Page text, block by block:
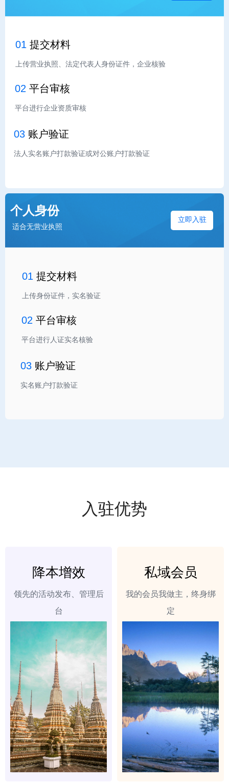
01 提交材料
上传营业执照、法定代表人身份证件，企业核验
02 平台审核
平台进行企业资质审核
03 账户验证
法人实名账户打款验证或对公账户打款验证
个人身份
适合无营业执照
立即入驻
03 账户验证
实名账户打款验证
02 平台审核
平台进行人证实名核验
01 提交材料
上传身份证件，实名验证
入驻优势
降本增效
领先的活动发布、管理后
台
私域会员
我的会员我做主，终身绑
定